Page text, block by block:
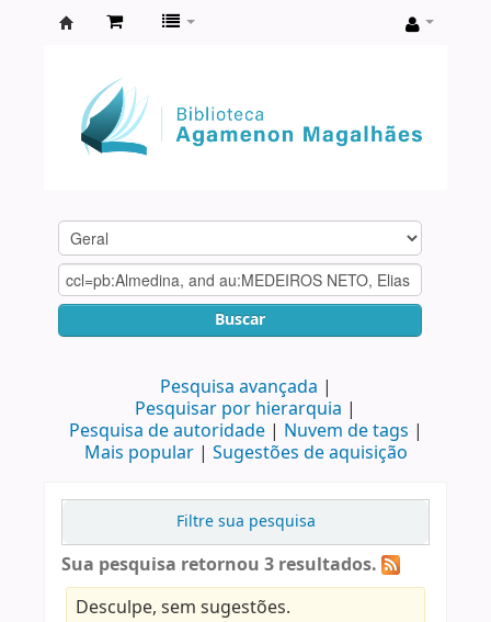
Agamenon
Magalhães
Buscar
Pesquisa avançada
Pesquisar por hierarquia
Pesquisa de autoridade
Nuvem de tags
Mais popular
Sugestões de aquisição
Filtre sua pesquisa
Sua pesquisa retornou 3 resultados.
Desculpe, sem sugestões.